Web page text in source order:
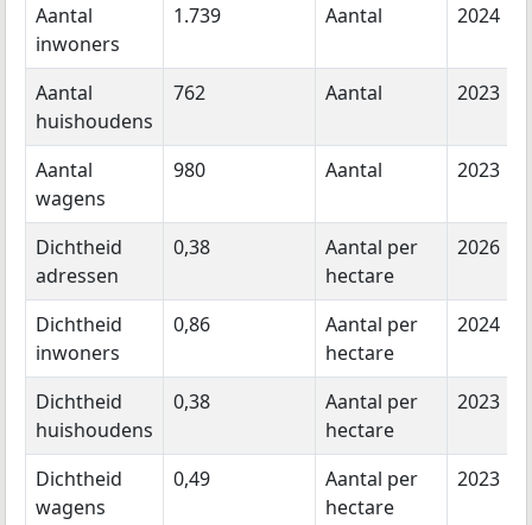
Aantal
inwoners
1.739 Aantal 2024
Aantal
huishoudens
762 Aantal 2023
Aantal
wagens
980 Aantal 2023
Dichtheid
adressen
0,38
Aantal per
hectare
2026
Dichtheid
inwoners
0,86
Aantal per
hectare
2024
Dichtheid
huishoudens
0,38
Aantal per
hectare
2023
Dichtheid
wagens
0,49
Aantal per
hectare
2023